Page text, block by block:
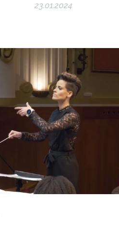
23.01.2024